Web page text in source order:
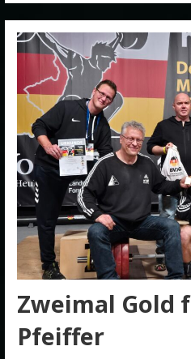
Zweimal Gold
Pfeiffer